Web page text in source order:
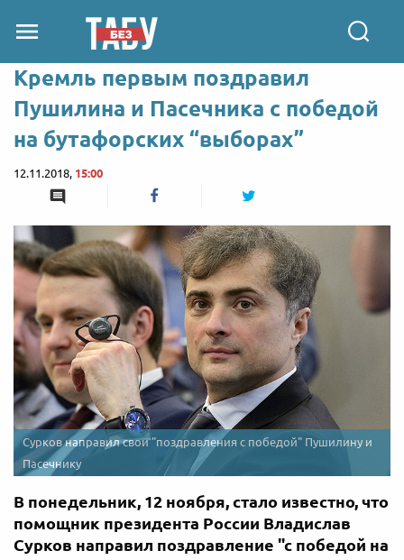
Кремль первым поздравил
Пушилина и Пасечника с победой
на бутафорских “выборах”
12.11.2018, 15:00
Сурков направил свои "поздравления с победой" Пушилину и
Пасечнику
В понедельник, 12 ноября, стало известно, что
помощник президента России Владислав
Сурков направил поздравление "с победой на